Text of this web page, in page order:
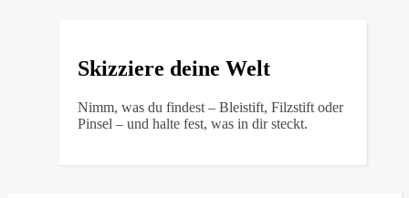
Skizziere deine Welt
Nimm, was du findest – Bleistift, Filzstift oder
Pinsel – und halte fest, was in dir steckt.